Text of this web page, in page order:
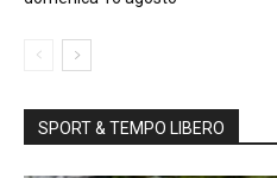
SPORT & TEMPO LIBERO